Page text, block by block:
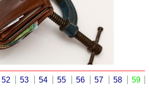
52 53 54 55 56 57 58
59